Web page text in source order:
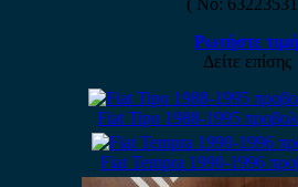
Ρωτήστε τιμή
Δείτε επίσης
Fiat Tipo 1988-1995
Fiat Tempra 1990-1996